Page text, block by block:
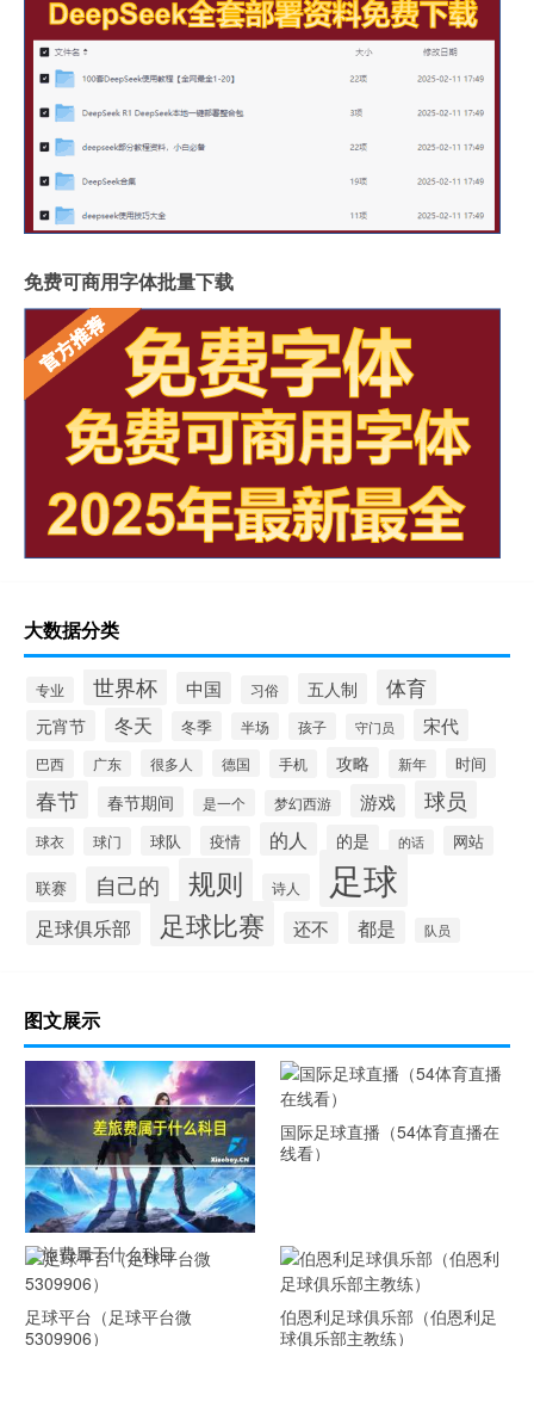
免费可商用字体批量下载
大数据分类
专业 世界杯 中国 习俗 五人制 体育
元宵节 冬天 冬季 半场 孩子 守门员 宋代
巴西 广东 很多人 德国 手机 攻略 新年 时间
春节 春节期间 是一个 梦幻西游 游戏 球员
球衣 球门 球队 疫情 的人 的是 的话 网站
联赛 自己的 规则 诗人 足球
足球俱乐部 足球比赛 还不 都是 队员
图文展示
差旅费属于什么科目
国际足球直播（54体育直播在
线看）
足球平台（足球平台微
5309906）
伯恩利足球俱乐部（伯恩利足
球俱乐部主教练）